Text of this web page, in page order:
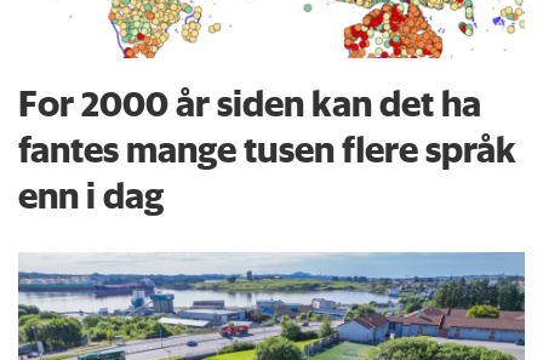
For 2000 år siden kan det ha
fantes mange tusen flere språk
enn i dag